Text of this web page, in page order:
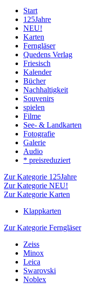
Start
125Jahre
NEU!
Karten
Ferngläser
Quedens Verlag
Friesisch
Kalender
Bücher
Nachhaltigkeit
Souvenirs
spielen
Filme
See- & Landkarten
Fotografie
Galerie
Audio
* preisreduziert
Zur Kategorie 125Jahre
Zur Kategorie NEU!
Zur Kategorie Karten
Klappkarten
Zur Kategorie Ferngläser
Zeiss
Minox
Leica
Swarovski
Noblex